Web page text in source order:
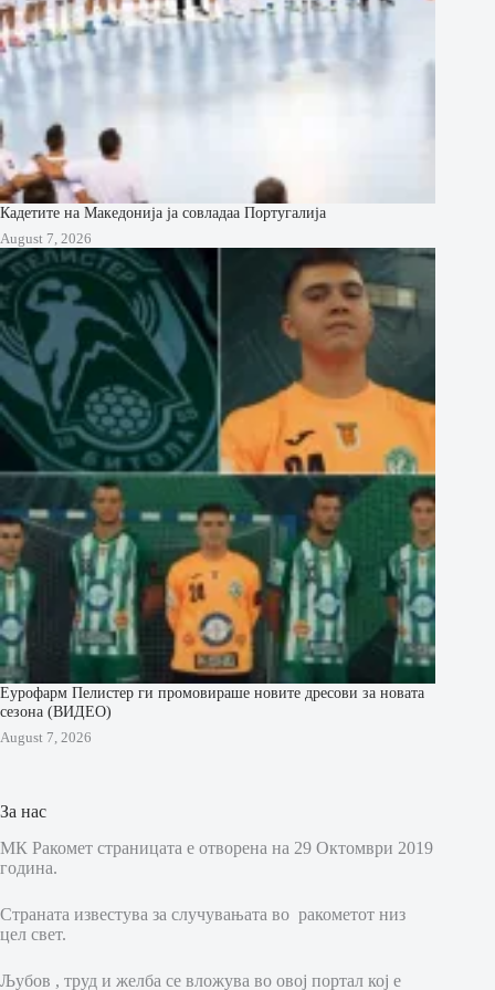
Кадетите на Македонија ја совладаа Португалија
August 7, 2026
Еурофарм Пелистер ги промовираше новите дресови за новата
сезона (ВИДЕО)
August 7, 2026
За нас
МК Ракомет страницата е отворена на 29 Октомври 2019
година.
Страната известува за случувањата во ракометот низ
цел свет.
Љубов , труд и желба се вложува во овој портал кој е